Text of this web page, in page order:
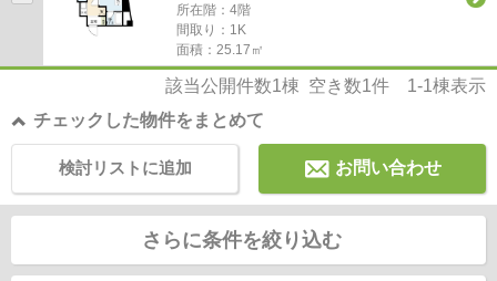
所在階：4階
間取り：1K
面積：25.17㎡
該当公開件数1棟 空き数1件 1-1棟表示
チェックした物件をまとめて
お問い合わせ
検討リストに追加
さらに条件を絞り込む